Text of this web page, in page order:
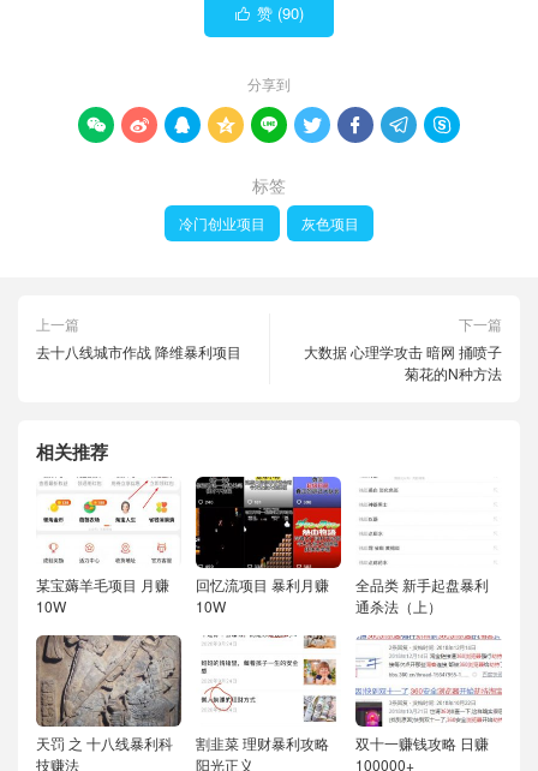
 赞 (90)
分享到
        
标签
冷门创业项目 灰色项目
上一篇
去十八线城市作战 降维暴利项目
下一篇
大数据 心理学攻击 暗网 捅喷子
菊花的N种方法
相关推荐
某宝薅羊毛项目 月赚
10W
回忆流项目 暴利月赚
10W
全品类 新手起盘暴利
通杀法（上）
天罚 之 十八线暴利科
技赚法
割韭菜 理财暴利攻略
阳光正义
双十一赚钱攻略 日赚
100000+